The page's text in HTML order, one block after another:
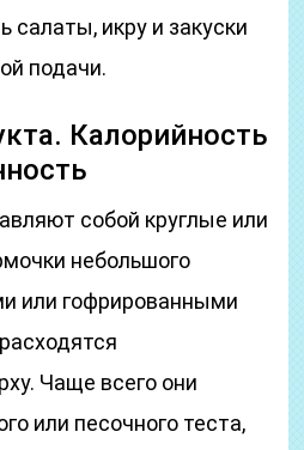
салаты, икру и закуски
подачи.
Калорийность
собой круглые или
небольшого
или гофрированными
Чаще всего они
или песочного теста,